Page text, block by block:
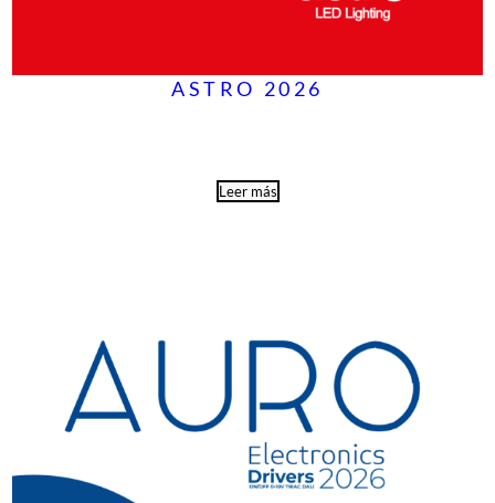
ASTRO 2026
Leer más